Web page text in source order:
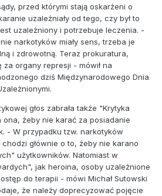
przed którymi stają oskarżeni o
uzależniały od tego, czy był to
uzależniony i potrzebuje leczenia. -
narkotyków miały sens, trzeba je
i zdrowotną. Teraz prokuratura,
organy represji - mówił na
dziś Międzynarodowego Dnia
głos zabrała także "Krytyka
ona, żeby nie karać za posiadanie
- W przypadku tzw. narkotyków
głównie o to, żeby nie karano
użytkowników. Natomiast w
jak heroina, osoby uzależnione
do terapii - mówi Michał Sutowski
że należy doprecyzować pojęcie